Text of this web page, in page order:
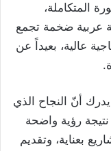
المتكاملة،
عربية ضخمة تجمع
عالية، بعيداً عن
أنّ النجاح الذي
رؤية واضحة
بعناية، وتقديم